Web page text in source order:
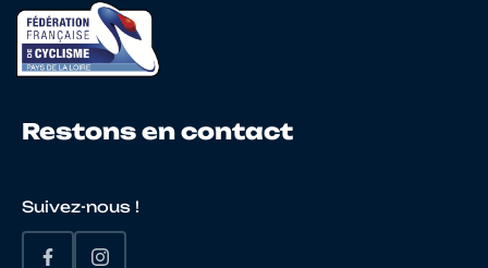
Restons en contact
Suivez-nous !